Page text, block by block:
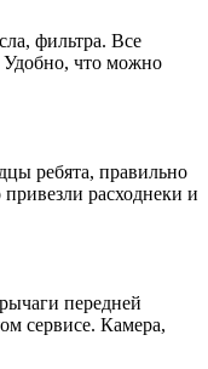
фильтра. Все
Удобно, что можно
ребята, правильно
расходнеки и
передней
сервисе. Камера,